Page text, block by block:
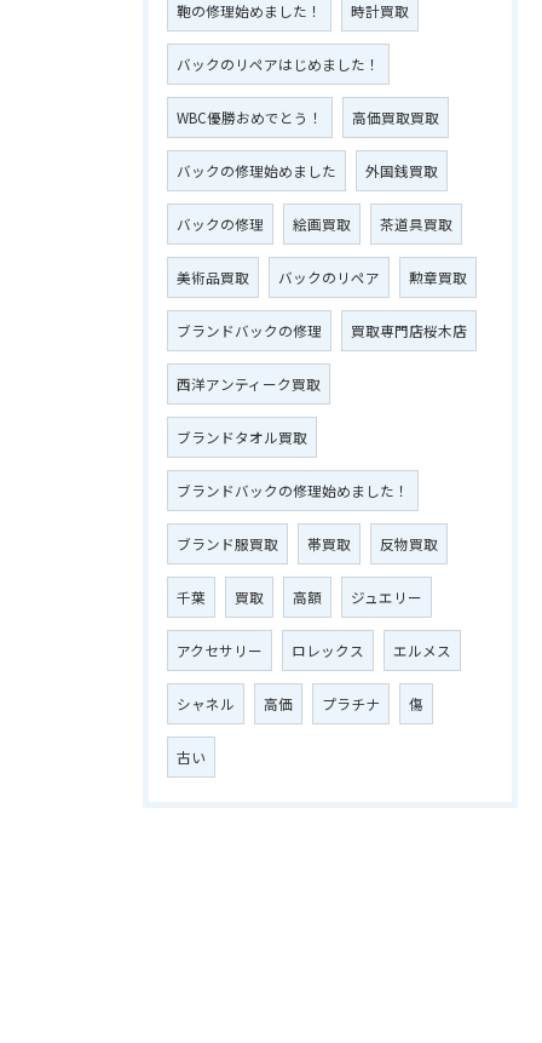
鞄の修理始めました！ 時計買取
バックのリペアはじめました！
WBC優勝おめでとう！ 高価買取買取
バックの修理始めました 外国銭買取
バックの修理 絵画買取 茶道具買取
美術品買取 バックのリペア 勲章買取
ブランドバックの修理 買取専門店桜木店
西洋アンティーク買取
ブランドタオル買取
ブランドバックの修理始めました！
ブランド服買取 帯買取 反物買取
千葉 買取 高額 ジュエリー
アクセサリー ロレックス エルメス
シャネル 高価 プラチナ 傷
古い